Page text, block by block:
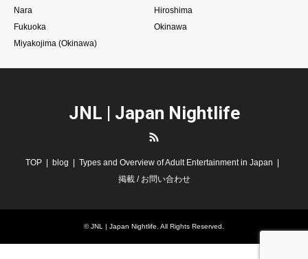
Nara
Hiroshima
Fukuoka
Okinawa
Miyakojima (Okinawa)
JNL | Japan Nightlife
TOP blog
Types and Overview of Adult Entertainment in Japan
掲載 / お問い合わせ
©JNL | Japan Nightlife . All Rights Reserved.